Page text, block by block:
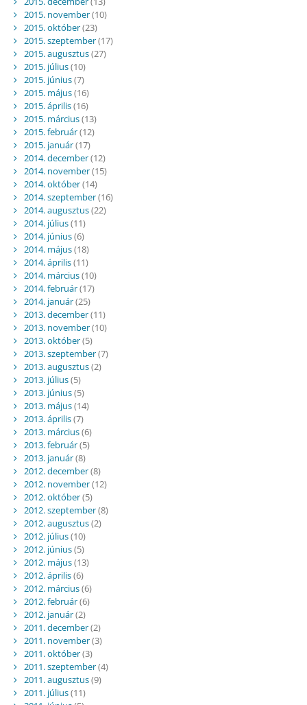
2015. november(10)
2015. október(23)
2015. szeptember(17)
2015. augusztus(27)
2015. július(10)
2015. június(7)
2015. május(16)
2015. április(16)
2015. március(13)
2015. február(12)
2015. január(17)
2014. december(12)
2014. november(15)
2014. október(14)
2014. szeptember(16)
2014. augusztus(22)
2014. július(11)
2014. június(6)
2014. május(18)
2014. április(11)
2014. március(10)
2014. február(17)
2014. január(25)
2013. december(11)
2013. november(10)
2013. október(5)
2013. szeptember(7)
2013. augusztus(2)
2013. július(5)
2013. június(5)
2013. május(14)
2013. április(7)
2013. március(6)
2013. február(5)
2013. január(8)
2012. december(8)
2012. november(12)
2012. október(5)
2012. szeptember(8)
2012. augusztus(2)
2012. július(10)
2012. június(5)
2012. május(13)
2012. április(6)
2012. március(6)
2012. február(6)
2012. január(2)
2011. december(2)
2011. november(3)
2011. október(3)
2011. szeptember(4)
2011. augusztus(9)
2011. július(11)